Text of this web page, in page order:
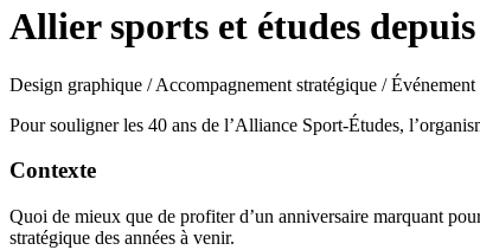
Allier sports et études depuis
Design graphique / Accompagnement stratégique /
Pour souligner les 40 ans de l’Alliance Sport-Études,
Contexte
Quoi de mieux que de profiter d’un anniversaire marquant
stratégique des années à venir.